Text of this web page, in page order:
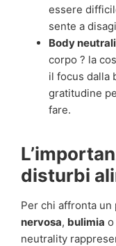
essere
sente a
Body
corpo ? la
il focus dalla
gratitudine
fare.
disturbi
Per chi affronta
nervosa, bulimia o
neutrality